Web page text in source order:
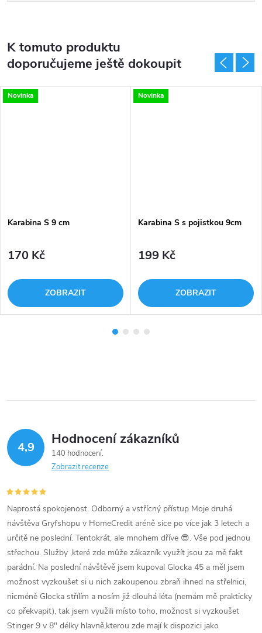
K tomuto produktu
doporučujeme ještě dokoupit
Novinka
Karabina S 9 cm
170 Kč
ZOBRAZIT
Novinka
Karabina S s pojistkou 9cm
199 Kč
ZOBRAZIT
4,9 Hodnocení zákazníků
140 hodnocení
Zobrazit recenze
Naprostá spokojenost. Odborný a vstřícný přístup Moje druhá
návštěva Gryfshopu v HomeCredit aréně sice po více jak 3 letech a
určitě ne poslední. Tentokrát, ale mnohem dříve 😎. Vše pod jednou
střechou. Služby ,které zde může zákazník využít jsou za mě fakt
parádní. Na poslední návštěvě jsem kupoval Glocka 45 a měl jsem
možnost vyzkoušet si u nich zakoupenou zbraň ihned na střelnici,
nicméně Glocka střílím a nosím již dlouhá léta (nemám mě prakticky
co překvapit), tak jsem využili místo toho, možnost si vyzkoušet
Stinger 9 v 8" délky hlavně,kterou zde mají k dispozici jako